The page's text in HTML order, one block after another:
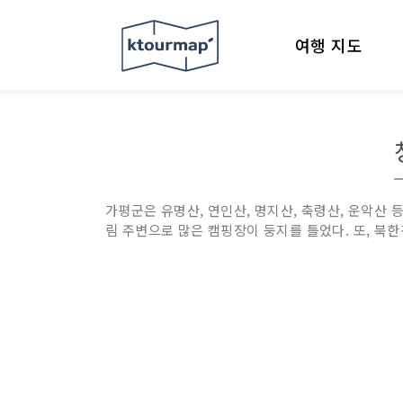
여행 지도
가평군은 유명산, 연인산, 명지산, 축령산, 운악산
림 주변으로 많은 캠핑장이 둥지를 틀었다. 또, 북